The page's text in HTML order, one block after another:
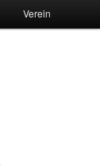
Verein